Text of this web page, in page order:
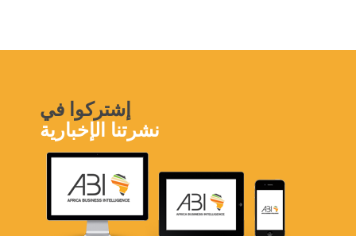
إشتركوا في
نشرتنا الإخبارية